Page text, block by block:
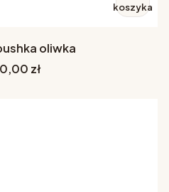
koszyka
oliwka
zł